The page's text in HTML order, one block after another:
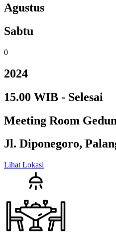
Agustus
Sabtu
0
2024
15.00 WIB - Selesai
Meeting Room
Jl. Diponegoro,
Lihat Lokasi